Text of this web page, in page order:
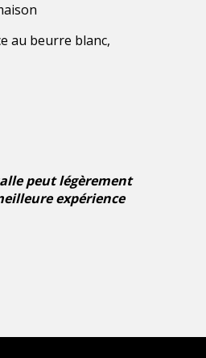
au beurre blanc,
peut légèrement
expérience